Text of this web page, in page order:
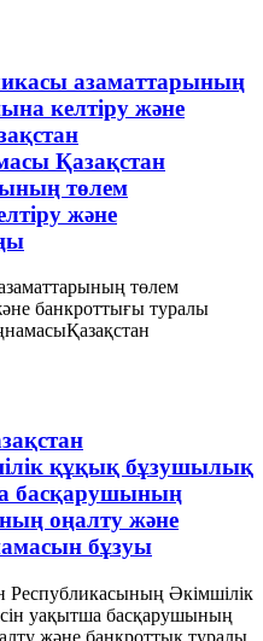
азаматтарының
келтіру және
Қазақстан
төлем
және
төлем
банкроттығы туралы
құқық бұзушылық
басқарушының
оңалту және
бұзуы
Республикасының Әкімшілік
уақытша басқарушының
және банкроттық туралы